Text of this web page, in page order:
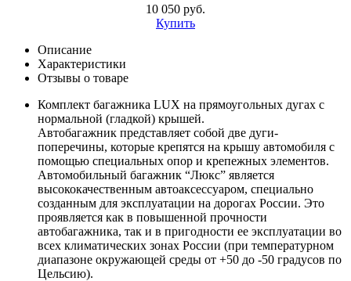
10 050 руб.
Купить
Описание
Характеристики
Отзывы о товаре
Комплект багажника LUX на прямоугольных дугах с
нормальной (гладкой) крышей.
Автобагажник представляет собой две дуги-
поперечины, которые крепятся на крышу автомобиля с
помощью специальных опор и крепежных элементов.
Автомобильный багажник “Люкс” является
высококачественным автоаксессуаром, специально
созданным для эксплуатации на дорогах России. Это
проявляется как в повышенной прочности
автобагажника, так и в пригодности ее эксплуатации во
всех климатических зонах России (при температурном
диапазоне окружающей среды от +50 до -50 градусов по
Цельсию).